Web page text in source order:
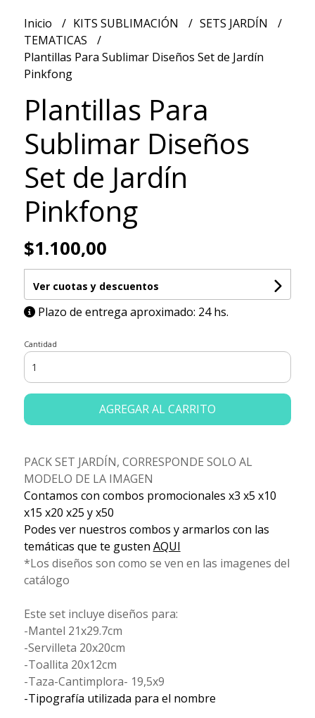
Inicio KITS SUBLIMACIÓN
SETS JARDÍN
TEMATICAS
Plantillas Para Sublimar Diseños Set de Jardín
Pinkfong
Plantillas Para
Sublimar Diseños
Set de Jardín
Pinkfong
$1.100,00
Ver cuotas y descuentos
Plazo de entrega aproximado: 24 hs.
Cantidad
AGREGAR AL CARRITO
PACK SET JARDÍN, CORRESPONDE SOLO AL
MODELO DE LA IMAGEN
Contamos con combos promocionales x3 x5 x10
x15 x20 x25 y x50
Podes ver nuestros combos y armarlos con las
temáticas que te gusten AQUI
*Los diseños son como se ven en las imagenes del
catálogo
Este set incluye diseños para:
-Mantel 21x29.7cm
-Servilleta 20x20cm
-Toallita 20x12cm
-Taza-Cantimplora- 19,5x9
-Tipografía utilizada para el nombre